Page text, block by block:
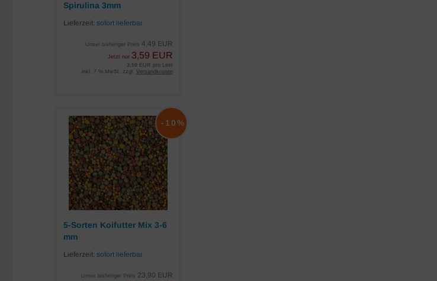
Spirulina 3mm
Lieferzeit:sofort lieferbar
Unser bisheriger Preis 4,49 EUR
Jetzt nur 3,59 EUR
3,59 EUR pro Liter
inkl. 7 % MwSt. zzgl. Versandkosten
5-Sorten Koifutter Mix 3-6
mm
Lieferzeit:sofort lieferbar
Unser bisheriger Preis 23,90 EUR
-10%